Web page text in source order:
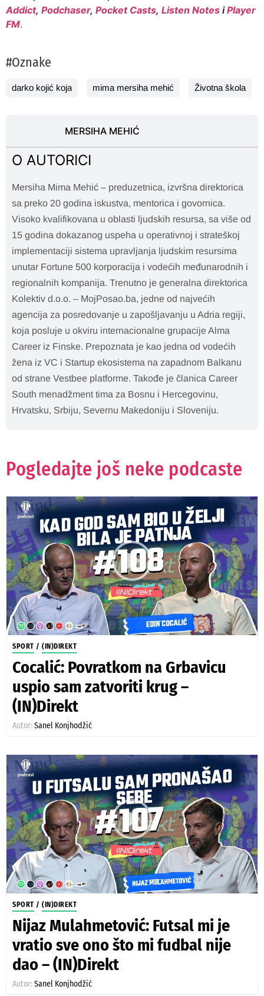
Addict, Podchaser, Pocket Casts, Listen Notes iPlayer
FM.
#Oznake
darko kojić koja mima mersiha mehić Životna škola
MERSIHA MEHIĆ
O AUTORICI
Mersiha Mima Mehić – preduzetnica, izvršna direktorica
sa preko 20 godina iskustva, mentorica i govornica.
Visoko kvalifikovana u oblasti ljudskih resursa, sa više od
15 godina dokazanog uspeha u operativnoj i strateškoj
implementaciji sistema upravljanja ljudskim resursima
unutar Fortune 500 korporacija i vodećih međunarodnih i
regionalnih kompanija. Trenutno je generalna direktorica
Kolektiv d.o.o. – MojPosao.ba, jedne od najvećih
agencija za posredovanje u zapošljavanju u Adria regiji,
koja posluje u okviru internacionalne grupacije Alma
Career iz Finske. Prepoznata je kao jedna od vodećih
žena iz VC i Startup ekosistema na zapadnom Balkanu
od strane Vestbee platforme. Takođe je članica Career
South menadžment tima za Bosnu i Hercegovinu,
Hrvatsku, Srbiju, Severnu Makedoniju i Sloveniju.
Pogledajte još neke podcaste
SPORT / (IN)DIREKT
Cocalić: Povratkom na Grbavicu
uspio sam zatvoriti krug –
(IN)Direkt
Autor: Sanel Konjhodžić
SPORT / (IN)DIREKT
Nijaz Mulahmetović: Futsal mi je
vratio sve ono što mi fudbal nije
dao – (IN)Direkt
Autor: Sanel Konjhodžić